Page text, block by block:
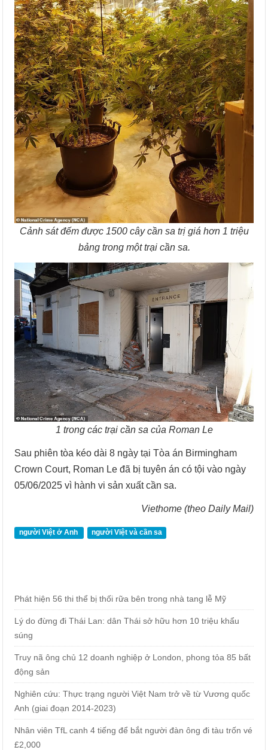
Cảnh sát đếm được 1500 cây cần sa trị giá hơn 1 triệu
bảng trong một trại cần sa.
1 trong các trại cần sa của Roman Le
Sau phiên tòa kéo dài 8 ngày tại Tòa án Birmingham
Crown Court, Roman Le đã bị tuyên án có tội vào ngày
05/06/2025 vì hành vi sản xuất cần sa.
Viethome (theo Daily Mail)
người Việt ở Anh người Việt và cần sa
Phát hiện 56 thi thể bị thối rữa bên trong nhà tang lễ Mỹ
Lý do đừng đi Thái Lan: dân Thái sở hữu hơn 10 triệu khẩu
súng
Truy nã ông chủ 12 doanh nghiệp ở London, phong tỏa 85 bất
động sản
Nghiên cứu: Thực trạng người Việt Nam trở về từ Vương quốc
Anh (giai đoạn 2014-2023)
Nhân viên TfL canh 4 tiếng để bắt người đàn ông đi tàu trốn vé
£2,000